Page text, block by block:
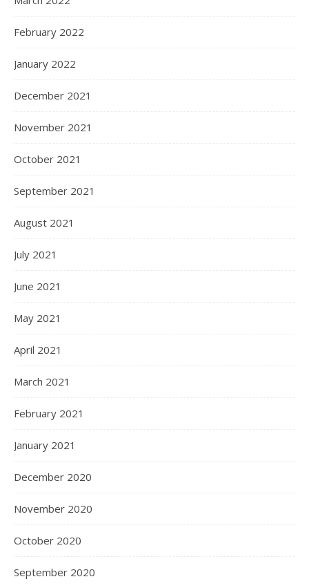
February 2022
January 2022
December 2021
November 2021
October 2021
September 2021
August 2021
July 2021
June 2021
May 2021
April 2021
March 2021
February 2021
January 2021
December 2020
November 2020
October 2020
September 2020